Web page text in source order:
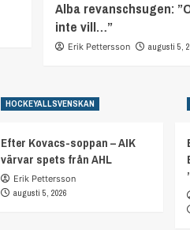
Alba revanschsugen:
inte vill…”
Erik Pettersson augusti 5,
HOCKEYALLSVENSKAN
Efter Kovacs-soppan – AIK
värvar spets från AHL
Erik Pettersson
augusti 5, 2026